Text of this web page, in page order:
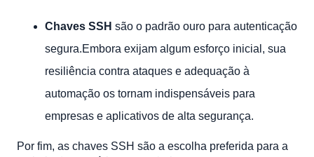
Chaves SSH são o padrão ouro para autenticação
segura.Embora exijam algum esforço inicial, sua
resiliência contra ataques e adequação à
automação os tornam indispensáveis ​​para
empresas e aplicativos de alta segurança.
Por fim, as chaves SSH são a escolha preferida para a